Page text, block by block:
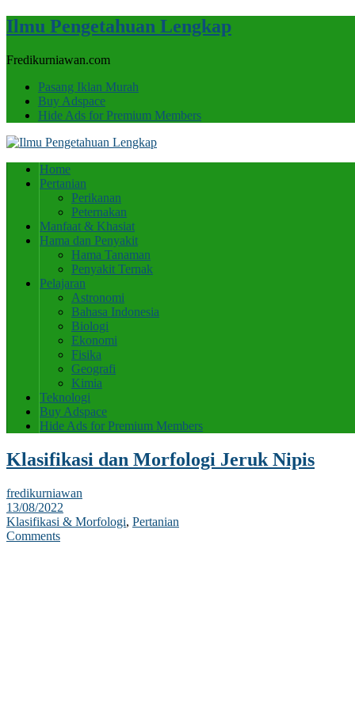
Ilmu Pengetahuan Lengkap
Fredikurniawan.com
Pasang Iklan Murah
Buy Adspace
Hide Ads for Premium Members
Home
Pertanian
Perikanan
Peternakan
Manfaat & Khasiat
Hama dan Penyakit
Hama Tanaman
Penyakit Ternak
Pelajaran
Astronomi
Bahasa Indonesia
Biologi
Ekonomi
Fisika
Geografi
Kimia
Teknologi
Buy Adspace
Hide Ads for Premium Members
Klasifikasi dan Morfologi Jeruk Nipis
fredikurniawan
13/08/2022
Klasifikasi & Morfologi, Pertanian
Comments